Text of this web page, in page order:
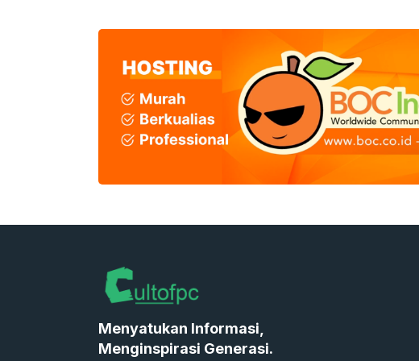
Menyatukan Informasi,
Menginspirasi Generasi.